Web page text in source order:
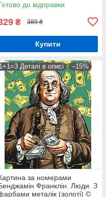
до відправки
₴ 389 ₴
Купити
1+1=3 Деталі в описі –15%
за номерами
Франклін. Люди. З
металік (золоті) ©